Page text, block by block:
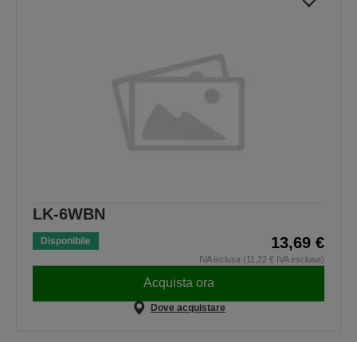
LK-6WBN
Disponibile 13,69 €
IVA inclusa (11,22 € IVA esclusa)
Acquista ora
Dove acquistare